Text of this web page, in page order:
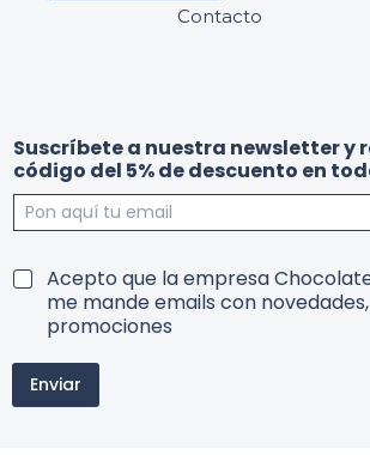
Contacto
o
n
d
i
o
s
r
e
w
s
t
t
a
o
Suscríbete a nuestra newsletter y
código del 5% de descuento en
T
i
o
Acepto que la empresa
me mande emails con
promociones
Enviar